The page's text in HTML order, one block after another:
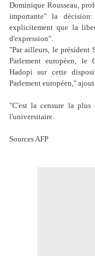
Dominique Rousseau,
importante" la
explicitement que la
d'expression".
"Par ailleurs, le président
Parlement européen,
Hadopi sur cette
Parlement européen,"
"C'est la censure la plus
l'universitaire.
Sources AFP